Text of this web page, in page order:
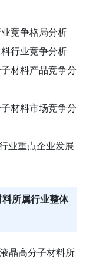
竞争格局分析
行业竞争分析
材料产品竞争分
材料市场竞争分
业重点企业发展
所属行业整体
晶高分子材料所